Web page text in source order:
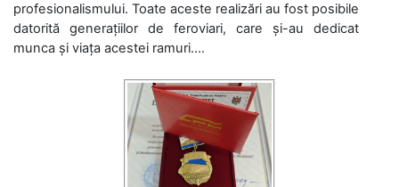
profesionalismului. Toate aceste realizări au fost posibile
datorită generațiilor de feroviari, care și-au dedicat
munca și viața acestei ramuri....